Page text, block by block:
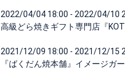
2022/04/04 18:00 - 2022/04/10
高級どら焼きギフト専門店『
2021/12/09 18:00 - 2021/12/15
『ばくだん焼本舗』イメージガ